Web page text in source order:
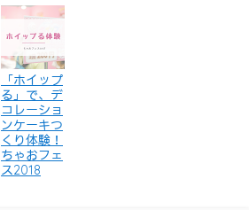
「ホイップ
る」で、デ
コレーショ
ンケーキつ
くり体験！
ちゃおフェ
ス2018